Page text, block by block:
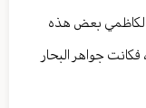
الكاظمي بعض هذه
جواهر البحار